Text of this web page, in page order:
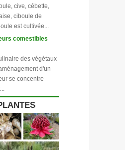
cive, cébette,
ciboule de
est cultivée...
comestibles
des végétaux
d'un
se concentre